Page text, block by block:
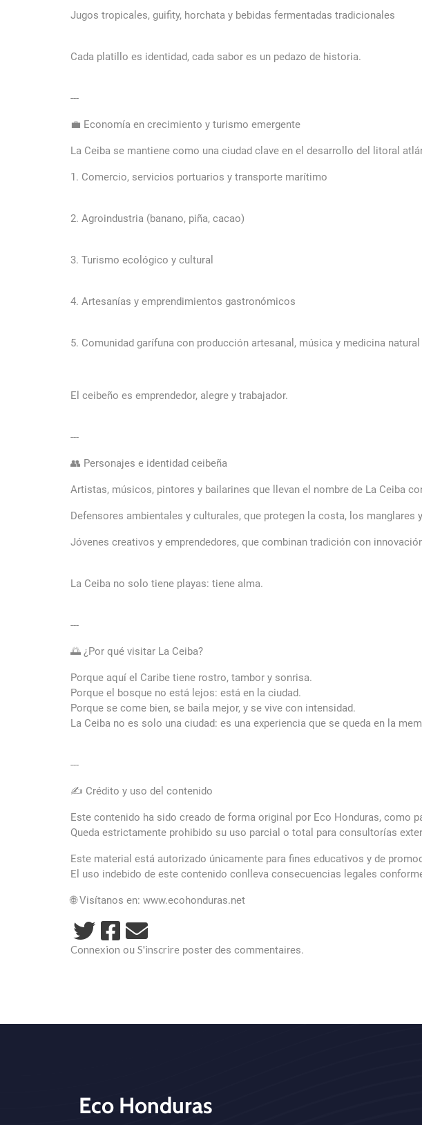
Jugos tropicales, guifity, horchata y bebidas fermentadas tradicionales
Cada platillo es identidad, cada sabor es un pedazo de historia.
---
💼 Economía en crecimiento y turismo emergente
La Ceiba se mantiene como una ciudad clave en el desarrollo del litoral
1. Comercio, servicios portuarios y transporte marítimo
2. Agroindustria (banano, piña, cacao)
3. Turismo ecológico y cultural
4. Artesanías y emprendimientos gastronómicos
5. Comunidad garífuna con producción artesanal, música y medicina natural
El ceibeño es emprendedor, alegre y trabajador.
---
👥 Personajes e identidad ceibeña
Artistas, músicos, pintores y bailarines que llevan el nombre de La Ceiba
Defensores ambientales y culturales, que protegen la costa, los manglares
Jóvenes creativos y emprendedores, que combinan tradición con
La Ceiba no solo tiene playas: tiene alma.
---
🌅 ¿Por qué visitar La Ceiba?
Porque aquí el Caribe tiene rostro, tambor y sonrisa.
Porque el bosque no está lejos: está en la ciudad.
Porque se come bien, se baila mejor, y se vive con intensidad.
La Ceiba no es solo una ciudad: es una experiencia que se queda en la
---
✍️ Crédito y uso del contenido
Este contenido ha sido creado de forma original por Eco Honduras, como
Queda estrictamente prohibido su uso parcial o total para consultorías
Este material está autorizado únicamente para fines educativos y de
El uso indebido de este contenido conlleva consecuencias legales
🌐 Visítanos en: www.ecohonduras.net
Connexion ou S'inscrire poster des commentaires.
CTA - Footer
Eco Honduras